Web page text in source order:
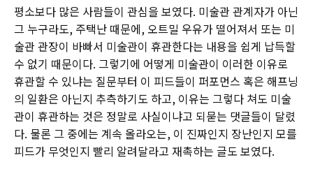
평소보다 많은 사람들이 관심을 보였다. 미술관 관계자가 아닌
그 누구라도, 주택난 때문에, 오트밀 우유가 떨어져서 또는 미
술관 관장이 바빠서 미술관이 휴관한다는 내용을 쉽게 납득할
수 없기 때문이다. 그렇기에 어떻게 미술관이 이러한 이유로
휴관할 수 있냐는 질문부터 이 피드들이 퍼포먼스 혹은 해프닝
의 일환은 아닌지 추측하기도 하고, 이유는 그렇다 쳐도 미술
관이 휴관하는 것은 정말로 사실이냐고 되묻는 댓글들이 달렸
다. 물론 그 중에는 계속 올라오는, 이 진짜인지 장난인지 모를
피드가 무엇인지 빨리 알려달라고 재촉하는 글도 보였다.